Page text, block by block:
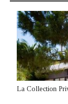
La Collection